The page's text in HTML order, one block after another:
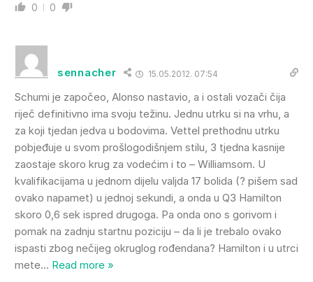
0 0
sennacher 15.05.2012. 07:54
Schumi je započeo, Alonso nastavio, a i ostali vozači čija
riječ definitivno ima svoju težinu. Jednu utrku si na vrhu, a
za koji tjedan jedva u bodovima. Vettel prethodnu utrku
pobjeđuje u svom prošlogodišnjem stilu, 3 tjedna kasnije
zaostaje skoro krug za vodećim i to – Williamsom. U
kvalifikacijama u jednom dijelu valjda 17 bolida (? pišem sad
ovako napamet) u jednoj sekundi, a onda u Q3 Hamilton
skoro 0,6 sek ispred drugoga. Pa onda ono s gorivom i
pomak na zadnju startnu poziciju – da li je trebalo ovako
ispasti zbog nečijeg okruglog rođendana? Hamilton i u utrci
mete… Read more »